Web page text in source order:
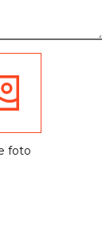
foto